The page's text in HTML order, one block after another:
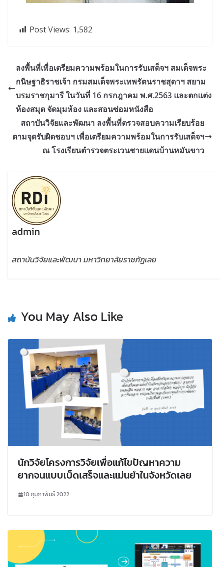
Post Views: 1,582
ลงพื้นที่เพื่อเตรียมความพร้อมในการรับเสด็จฯ สมเด็จพระ
กนิษฐาธิราชเจ้า กรมสมเด็จพระเทพรัตนราชสุดาฯ สยาม
บรมราชกุมารี ในวันที่ 16 กรกฎาคม พ.ศ.2563 และตกแต่ง
ห้องสมุด จัดมุมห้อง และสอนซ่อมหนังสือ
สถาบันวิจัยและพัฒนา ลงพื้นที่ตรวจสอบความเรียบร้อย
ตามจุดรับผิดชอบฯ เพื่อเตรียมความพร้อมในการรับเสด็จฯ
ณ โรงเรียนตำรวจตระเวนชายแดนบ้านหมันขาว
admin
สถาบันวิจัยและพัฒนา มหาวิทยาลัยราชภัฏเลย
You May Also Like
นักวิจัยโครงการวิจัยเพื่อแก้ไขปัญหาความ
ยากจนแบบเบ็ดเสร็จและแม่นยำในจังหวัดเลย
10 กุมภาพันธ์ 2022